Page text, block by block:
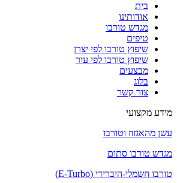
בית
אודותינו
מגדש טורבו
טיפים
שיפוץ טורבו לפי יצרן
שיפוץ טורבו לפי עיר
מבצעים
בלוג
צור קשר
מידע מקצועי
עשן מהאגזוז וטורבו
מגדש טורבו סתום
טורבו חשמלי-היברידי (E-Turbo)